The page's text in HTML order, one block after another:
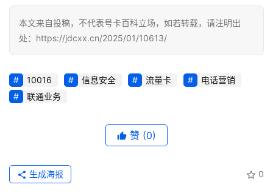
推
荐
号
认
证
务
本文来自投稿，不代表号卡百科立场，如若转载，请注明出
处：https://jdcxx.cn/2025/01/10613/
10016 信息安全 流量卡
电话营销
联通业务
赞 (0)
0
生成海报